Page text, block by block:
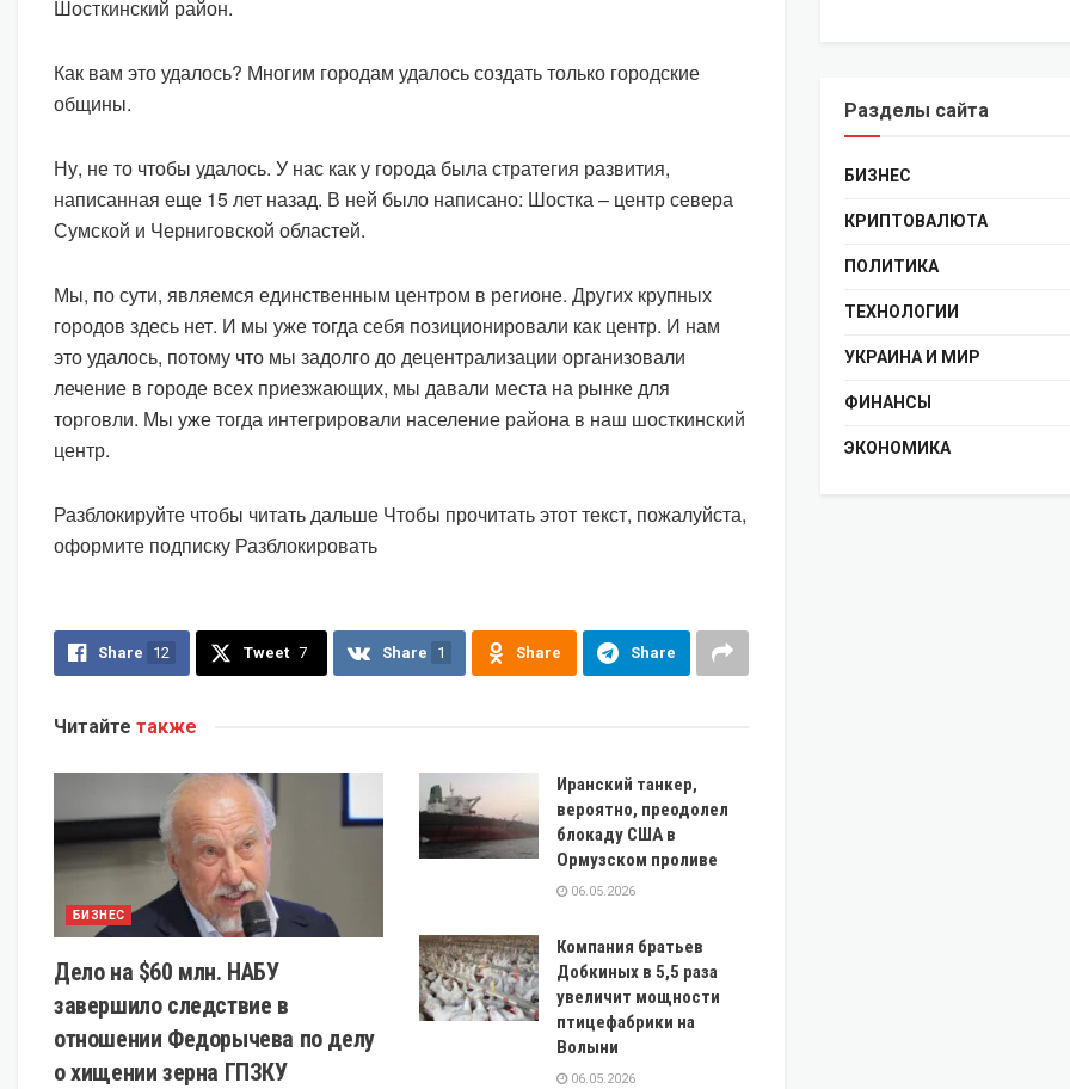
Шосткинский район.
Как вам это удалось? Многим городам удалось создать только городские
общины.
Ну, не то чтобы удалось. У нас как у города была стратегия развития,
написанная еще 15 лет назад. В ней было написано: Шостка – центр севера
Сумской и Черниговской областей.
Мы, по сути, являемся единственным центром в регионе. Других крупных
городов здесь нет. И мы уже тогда себя позиционировали как центр. И нам
это удалось, потому что мы задолго до децентрализации организовали
лечение в городе всех приезжающих, мы давали места на рынке для
торговли. Мы уже тогда интегрировали население района в наш шосткинский
центр.
Разблокируйте чтобы читать дальше Чтобы прочитать этот текст, пожалуйста,
оформите подписку Разблокировать
Share 12 Tweet 7 Share 1 Share Share
Читайте также
БИЗНЕС
Дело на $60 млн. НАБУ
завершило следствие в
отношении Федорычева по делу
о хищении зерна ГПЗКУ
Иранский танкер,
вероятно, преодолел
блокаду США в
Ормузском проливе
06.05.2026
Компания братьев
Добкиных в 5,5 раза
увеличит мощности
птицефабрики на
Волыни
06.05.2026
Разделы сайта
БИЗНЕС
КРИПТОВАЛЮТА
ПОЛИТИКА
ТЕХНОЛОГИИ
УКРАИНА И МИР
ФИНАНСЫ
ЭКОНОМИКА